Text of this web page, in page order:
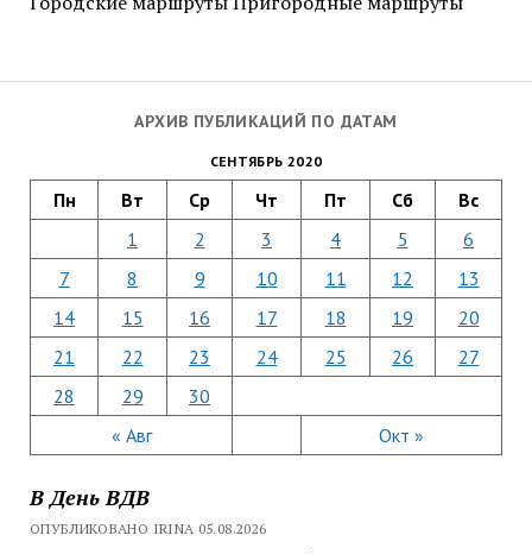
АРХИВ ПУБЛИКАЦИЙ ПО ДАТАМ
СЕНТЯБРЬ 2020
Пн Вт Ср Чт Пт Сб Вс
« Авг Окт »
1 2 3 4 5
6
7
8 9 10 11 12
13
14
15 16 17 18 19
20
21
22 23 24 25 26
27
28
29 30
В День ВДВ
ОПУБЛИКОВАНО IRINA 05.08.2026